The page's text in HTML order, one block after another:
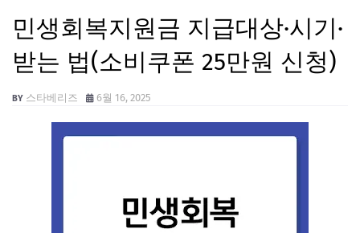
민생회복지원금 지급대상·시기·
받는 법(소비쿠폰 25만원 신청)
스타베리즈 6월 16, 2025